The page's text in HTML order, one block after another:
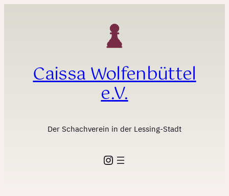
Caissa Wolfenbüttel
e.V.
Der Schachverein in der Lessing-Stadt
Instagram